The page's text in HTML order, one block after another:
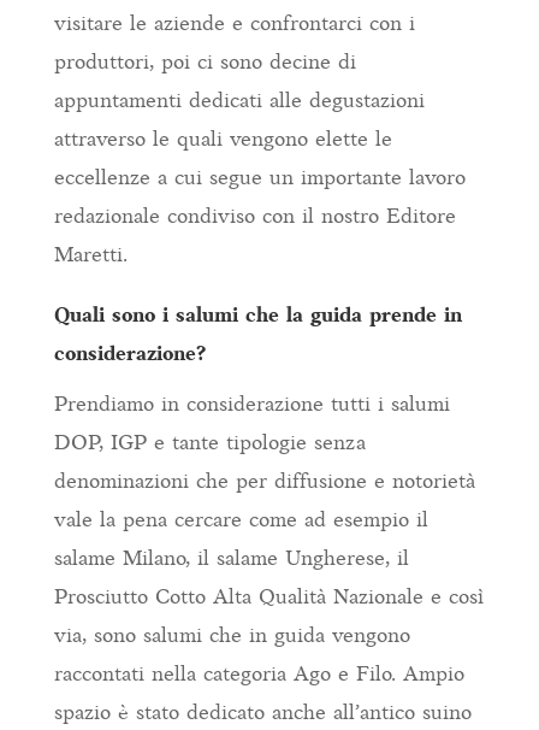
visitare le aziende e confrontarci con i
produttori, poi ci sono decine di
appuntamenti dedicati alle degustazioni
attraverso le quali vengono elette le
eccellenze a cui segue un importante lavoro
redazionale condiviso con il nostro Editore
Maretti.
Quali sono i salumi che la guida prende in
considerazione?
Prendiamo in considerazione tutti i salumi
DOP, IGP e tante tipologie senza
denominazioni che per diffusione e notorietà
vale la pena cercare come ad esempio il
salame Milano, il salame Ungherese, il
Prosciutto Cotto Alta Qualità Nazionale e così
via, sono salumi che in guida vengono
raccontati nella categoria Ago e Filo. Ampio
spazio è stato dedicato anche all’antico suino